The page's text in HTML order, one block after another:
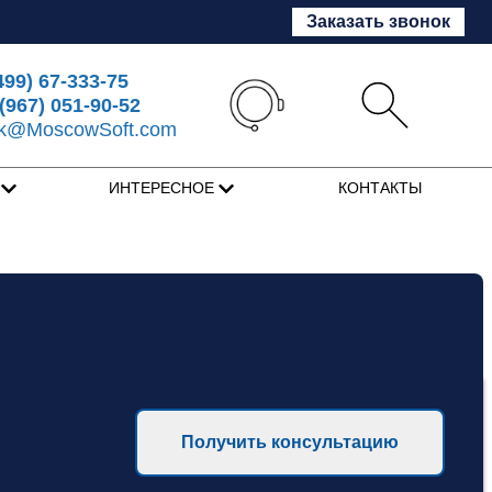
Заказать звонок
67-333-75
051-90-52
ИНТЕРЕСНОЕ КОНТАКТЫ
Получить консультацию